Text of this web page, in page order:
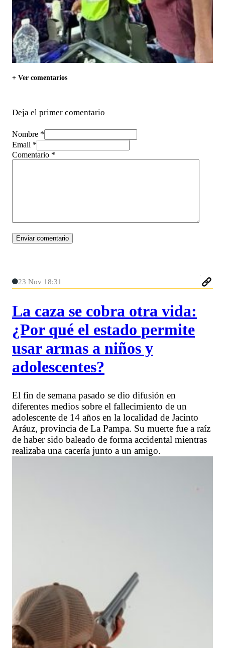
+ Ver comentarios
Deja el primer comentario
Nombre *
Email *
Comentario *
23 Nov 18:31
La caza se cobra otra vida:
¿Por qué el estado permite
usar armas a niños y
adolescentes?
El fin de semana pasado se dio difusión en
diferentes medios sobre el fallecimiento de un
adolescente de 14 años en la localidad de Jacinto
Aráuz, provincia de La Pampa. Su muerte fue a raíz
de haber sido baleado de forma accidental mientras
realizaba una cacería junto a un amigo.